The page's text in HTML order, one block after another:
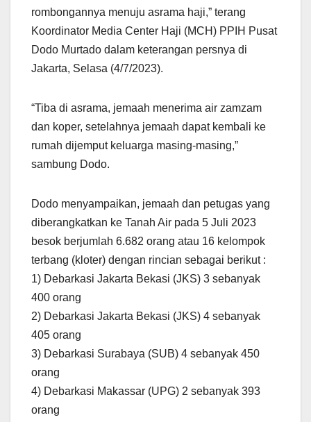
rombongannya menuju asrama haji,” terang
Koordinator Media Center Haji (MCH) PPIH Pusat
Dodo Murtado dalam keterangan persnya di
Jakarta, Selasa (4/7/2023).
“Tiba di asrama, jemaah menerima air zamzam
dan koper, setelahnya jemaah dapat kembali ke
rumah dijemput keluarga masing-masing,”
sambung Dodo.
Dodo menyampaikan, jemaah dan petugas yang
diberangkatkan ke Tanah Air pada 5 Juli 2023
besok berjumlah 6.682 orang atau 16 kelompok
terbang (kloter) dengan rincian sebagai berikut :
1) Debarkasi Jakarta Bekasi (JKS) 3 sebanyak
400 orang
2) Debarkasi Jakarta Bekasi (JKS) 4 sebanyak
405 orang
3) Debarkasi Surabaya (SUB) 4 sebanyak 450
orang
4) Debarkasi Makassar (UPG) 2 sebanyak 393
orang